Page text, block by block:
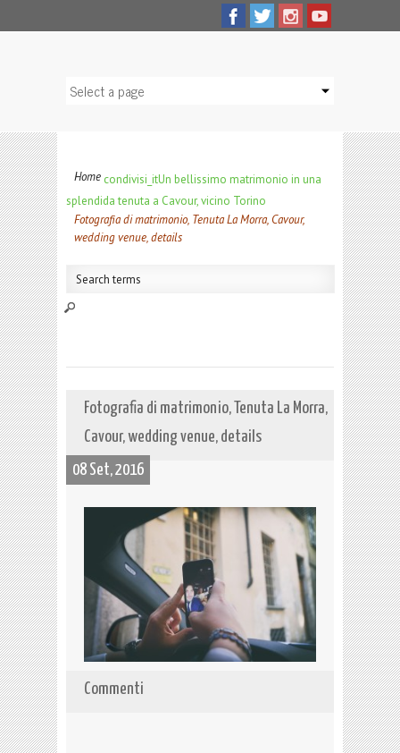
Home condivisi_itUn bellissimo matrimonio in una
splendida tenuta a Cavour, vicino Torino
Fotografia di matrimonio, Tenuta La Morra, Cavour,
wedding venue, details
Fotografia di matrimonio, Tenuta La Morra,
Cavour, wedding venue, details
08 Set, 2016
Commenti